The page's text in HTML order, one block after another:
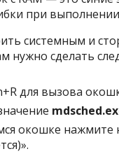
при
системным и
нужно сделать
для вызова
окошке нажмите